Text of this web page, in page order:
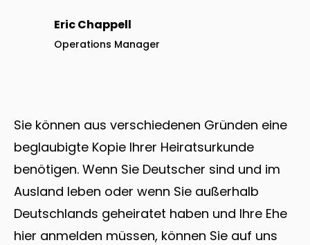
Eric Chappell
Operations Manager
Sie können aus verschiedenen Gründen eine
beglaubigte Kopie Ihrer Heiratsurkunde
benötigen. Wenn Sie Deutscher sind und im
Ausland leben oder wenn Sie außerhalb
Deutschlands geheiratet haben und Ihre Ehe
hier anmelden müssen, können Sie auf uns